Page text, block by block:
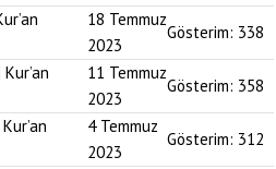
18 Temmuz
2023
Gösterim: 338
11 Temmuz
2023
Gösterim: 358
4 Temmuz
2023
Gösterim: 312